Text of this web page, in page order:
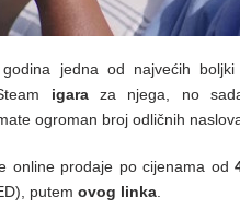
godina jedna od najvećih
igaraza njega, no
ogroman broj odličnih
online prodaje po cijenama od
putem ovog linka